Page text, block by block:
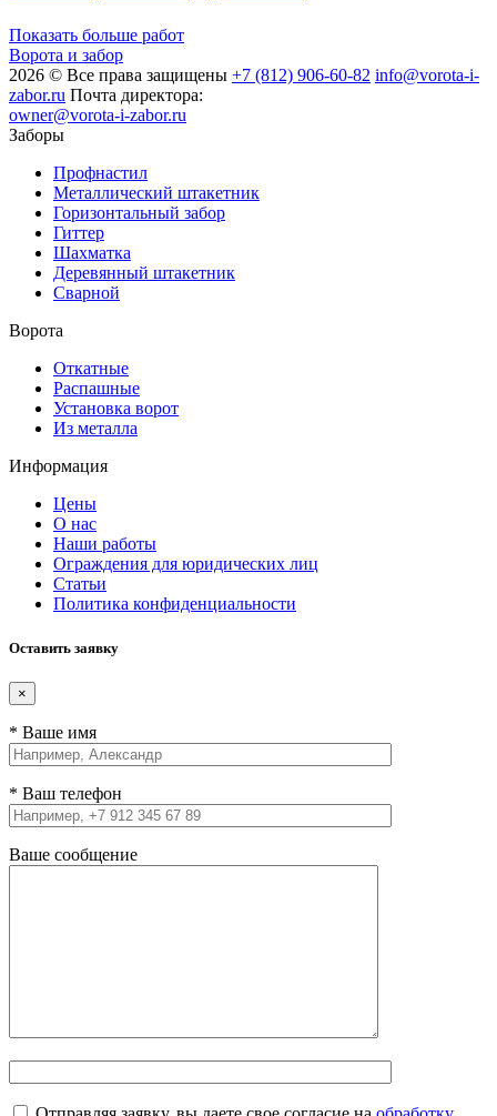
Показать больше работ
Ворота и забор
2026 © Все права защищены +7 (812) 906-60-82 info@vorota-i-
zabor.ru Почта директора:
owner@vorota-i-zabor.ru
Заборы
Профнастил
Металлический штакетник
Горизонтальный забор
Гиттер
Шахматка
Деревянный штакетник
Сварной
Ворота
Откатные
Распашные
Установка ворот
Из металла
Информация
Цены
О нас
Наши работы
Ограждения для юридических лиц
Статьи
Политика конфиденциальности
Оставить заявку
×
* Ваше имя
* Ваш телефон
Ваше сообщение